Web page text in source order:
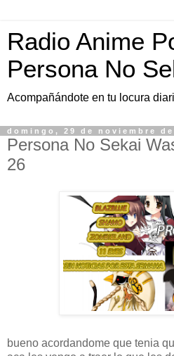
Radio Anime
Persona No
Acompañándote en tu locura
domingo, 29 de noviembre de
Persona No Sekai
26
bueno acordandome que tenia